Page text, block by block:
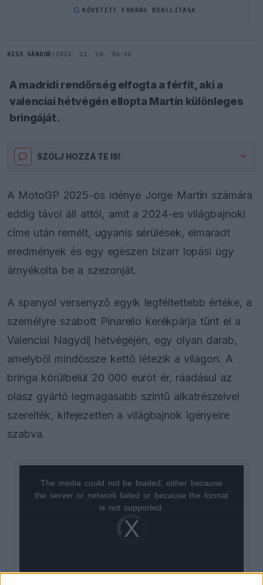
G KÖVETETT FORRÁS BEÁLLÍTÁSA
KISS SÁNDOR / 2025. 12. 10. 06:46
A madridi rendőrség elfogta a férfit, aki a
valenciai hétvégén ellopta Martín különleges
bringáját.
SZÓLJ HOZZÁ TE IS!
A MotoGP 2025-ös idénye Jorge Martín számára
eddig távol áll attól, amit a 2024-es világbajnoki
címe után remélt, ugyanis sérülések, elmaradt
eredmények és egy egészen bizarr lopási ügy
árnyékolta be a szezonját.
A spanyol versenyző egyik legféltettebb értéke, a
személyre szabott Pinarello kerékpárja tűnt el a
Valenciai Nagydíj hétvégéjén, egy olyan darab,
amelyből mindössze kettő létezik a világon. A
bringa körülbelül 20 000 eurót ér, ráadásul az
olasz gyártó legmagasabb szintű alkatrészeivel
szerelték, kifejezetten a világbajnok igényeire
szabva.
Video
Player
loading.
The media could not be loaded, either because
the server or network failed or because the format
is not supported.